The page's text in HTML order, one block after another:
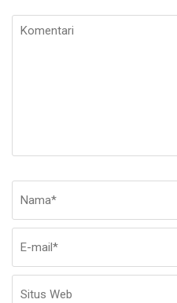
Komentari